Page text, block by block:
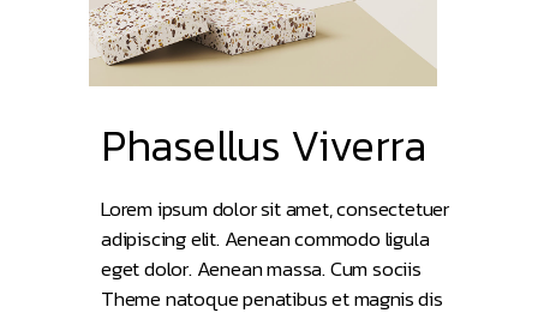
Phasellus Viverra
Lorem ipsum dolor sit amet, consectetuer
adipiscing elit. Aenean commodo ligula
eget dolor. Aenean massa. Cum sociis
Theme natoque penatibus et magnis dis